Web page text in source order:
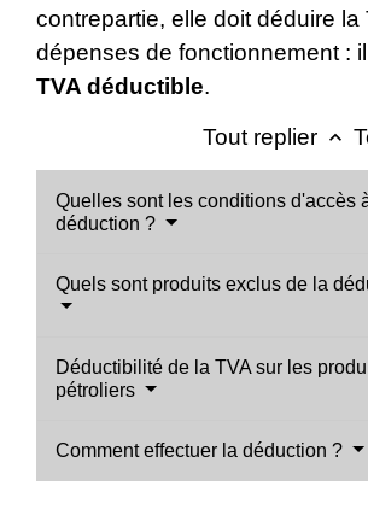
contrepartie, elle doit déduire la
dépenses de fonctionnement :
TVA déductible.
Tout replier keyboard_arrow_up
Quelles sont les conditions d'accès
déduction ?
Quels sont produits exclus de la
Déductibilité de la TVA sur les
pétroliers
Comment effectuer la déduction ?